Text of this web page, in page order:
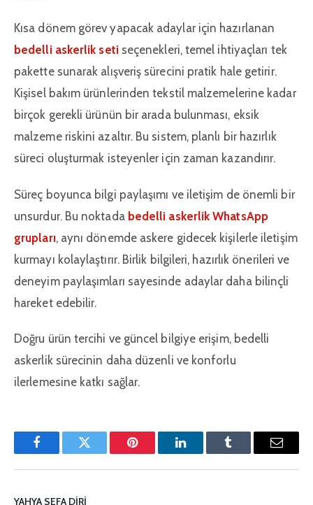
Kısa dönem görev yapacak adaylar için hazırlanan
bedelli askerlik setiseçenekleri, temel ihtiyaçları tek
pakette sunarak alışveriş sürecini pratik hale getirir.
Kişisel bakım ürünlerinden tekstil malzemelerine kadar
birçok gerekli ürünün bir arada bulunması, eksik
malzeme riskini azaltır. Bu sistem, planlı bir hazırlık
süreci oluşturmak isteyenler için zaman kazandırır.
Süreç boyunca bilgi paylaşımı ve iletişim de önemli bir
unsurdur. Bu noktada bedelli askerlik WhatsApp
grupları, aynı dönemde askere gidecek kişilerle iletişim
kurmayı kolaylaştırır. Birlik bilgileri, hazırlık önerileri ve
deneyim paylaşımları sayesinde adaylar daha bilinçli
hareket edebilir.
Doğru ürün tercihi ve güncel bilgiye erişim, bedelli
askerlik sürecinin daha düzenli ve konforlu
ilerlemesine katkı sağlar.
FacebookTwitter Pinterest'inLinkedInTumblr
E-
YAHYA SEFA DIRI